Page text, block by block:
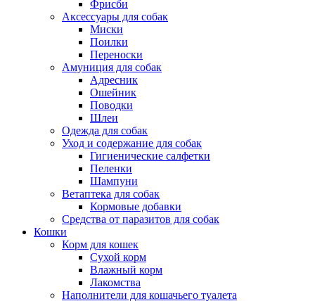
Фрисби
Аксессуары для собак
Миски
Поилки
Переноски
Амуниция для собак
Адресник
Ошейник
Поводки
Шлеи
Одежда для собак
Уход и содержание для собак
Гигиенические салфетки
Пеленки
Шампуни
Ветаптека для собак
Кормовые добавки
Средства от паразитов для собак
Кошки
Корм для кошек
Сухой корм
Влажный корм
Лакомства
Наполнители для кошачьего туалета